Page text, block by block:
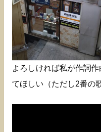
よろしければ私が作詞
てほしい（ただし2番の